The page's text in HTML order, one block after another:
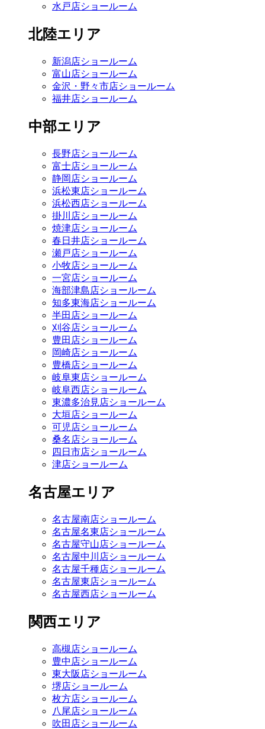
水戸店ショールーム
北陸エリア
新潟店ショールーム
富山店ショールーム
金沢・野々市店ショールーム
福井店ショールーム
中部エリア
長野店ショールーム
富士店ショールーム
静岡店ショールーム
浜松東店ショールーム
浜松西店ショールーム
掛川店ショールーム
焼津店ショールーム
春日井店ショールーム
瀬戸店ショールーム
小牧店ショールーム
一宮店ショールーム
海部津島店ショールーム
知多東海店ショールーム
半田店ショールーム
刈谷店ショールーム
豊田店ショールーム
岡崎店ショールーム
豊橋店ショールーム
岐阜東店ショールーム
岐阜西店ショールーム
東濃多治見店ショールーム
大垣店ショールーム
可児店ショールーム
桑名店ショールーム
四日市店ショールーム
津店ショールーム
名古屋エリア
名古屋南店ショールーム
名古屋名東店ショールーム
名古屋守山店ショールーム
名古屋中川店ショールーム
名古屋千種店ショールーム
名古屋東店ショールーム
名古屋西店ショールーム
関西エリア
高槻店ショールーム
豊中店ショールーム
東大阪店ショールーム
堺店ショールーム
枚方店ショールーム
八尾店ショールーム
吹田店ショールーム